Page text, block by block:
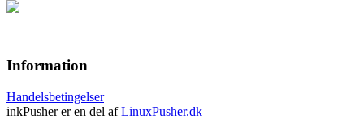
Information
Handelsbetingelser
inkPusher er en del afLinuxPusher.dk